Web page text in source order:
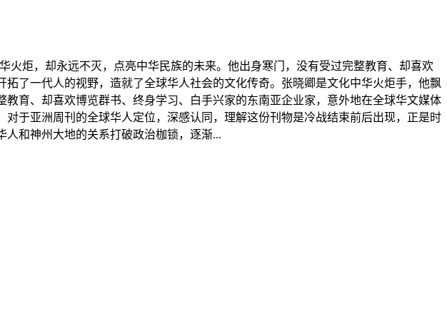
火炬，却永远不灭，点亮中华民族的未来。他出身寒门，没有受过完整教育、却喜欢
了一代人的视野，造就了全球华人社会的文化传奇。张晓卿是文化中华火炬手，他飘
育、却喜欢博览群书、终身学习、白手兴家的东南亚企业家，意外地在全球华文媒体
于亚洲周刊的全球华人定位，深感认同，理解这份刊物是冷战结束前后出现，正是时
和神州大地的关系打破政治枷锁，逐渐...